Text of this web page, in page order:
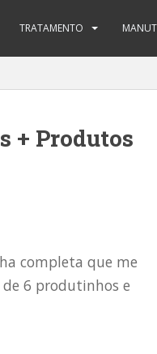
TRATAMENTO
+ Produtos
completa que me
de 6 produtinhos e